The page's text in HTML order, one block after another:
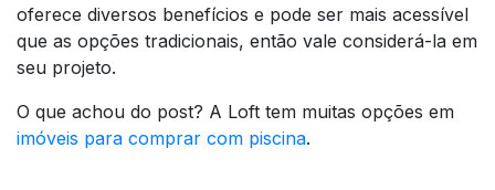
oferece diversos benefícios e pode ser mais acessível
que as opções tradicionais, então vale considerá-la em
seu projeto.
O que achou do post? A Loft tem muitas opções em
imóveis para comprar com piscina.